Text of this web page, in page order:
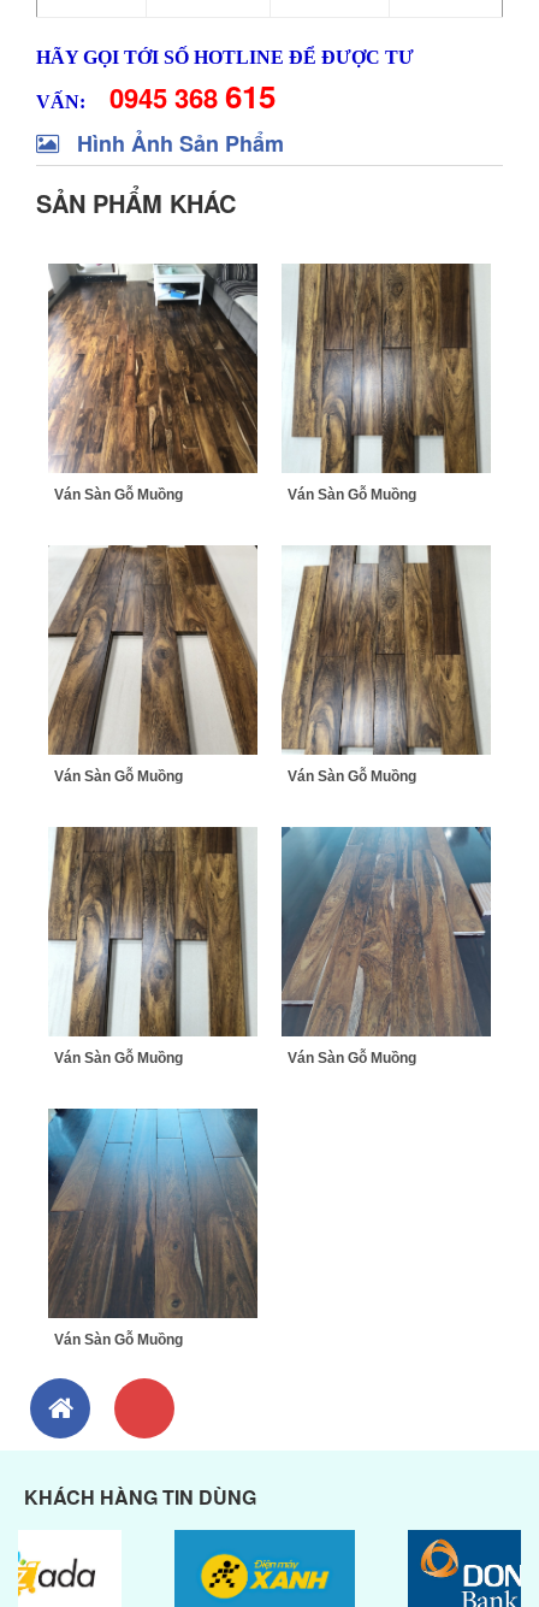
HÃY GỌI TỚI SỐ HOTLINE ĐỂ ĐƯỢC TƯ
VẤN: 0945 368615
Hình Ảnh Sản Phẩm
SẢN PHẨM KHÁC
Ván Sàn Gỗ Muồng Ván Sàn Gỗ Muồng
Ván Sàn Gỗ Muồng Ván Sàn Gỗ Muồng
Ván Sàn Gỗ Muồng Ván Sàn Gỗ Muồng
Ván Sàn Gỗ Muồng
KHÁCH HÀNG TIN DÙNG